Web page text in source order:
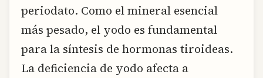
periodato. Como el mineral esencial
más pesado, el yodo es fundamental
para la síntesis de hormonas tiroideas.
La deficiencia de yodo afecta a